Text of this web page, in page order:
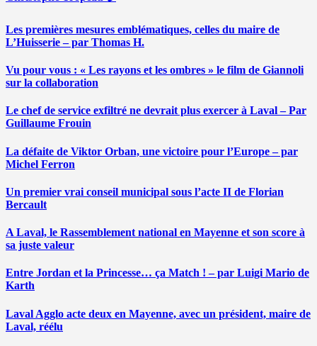
Les premières mesures emblématiques, celles du maire de
L’Huisserie – par Thomas H.
Vu pour vous : « Les rayons et les ombres » le film de Giannoli
sur la collaboration
Le chef de service exfiltré ne devrait plus exercer à Laval – Par
Guillaume Frouin
La défaite de Viktor Orban, une victoire pour l’Europe – par
Michel Ferron
Un premier vrai conseil municipal sous l’acte II de Florian
Bercault
A Laval, le Rassemblement national en Mayenne et son score à
sa juste valeur
Entre Jordan et la Princesse… ça Match ! – par Luigi Mario de
Karth
Laval Agglo acte deux en Mayenne, avec un président, maire de
Laval, réélu